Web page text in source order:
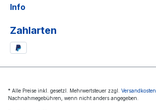
Info
Zahlarten
* Alle Preise inkl. gesetzl. Mehrwertsteuer zzgl. Versandkosten
Nachnahmegebühren, wenn nicht anders angegeben.